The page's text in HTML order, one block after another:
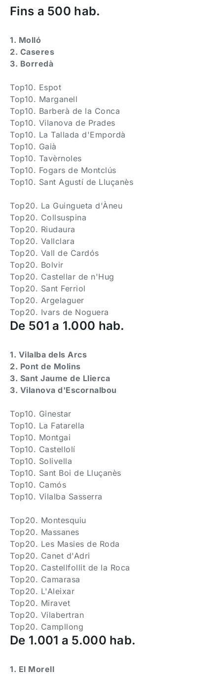
Fins a 500 hab.
1. Molló
2. Caseres
3. Borredà
Top10. Espot
Top10. Marganell
Top10. Barberà de la Conca
Top10. Vilanova de Prades
Top10. La Tallada d'Empordà
Top10. Gaià
Top10. Tavèrnoles
Top10. Fogars de Montclús
Top10. Sant Agustí de Lluçanès
Top20. La Guingueta d'Àneu
Top20. Collsuspina
Top20. Riudaura
Top20. Vallclara
Top20. Vall de Cardós
Top20. Bolvir
Top20. Castellar de n'Hug
Top20. Sant Ferriol
Top20. Argelaguer
Top20. Ivars de Noguera
De 501 a 1.000 hab.
1. Vilalba dels Arcs
2. Pont de Molins
3. Sant Jaume de Llierca
3. Vilanova d'Escornalbou
Top10. Ginestar
Top10. La Fatarella
Top10. Montgai
Top10. Castellolí
Top10. Solivella
Top10. Sant Boi de Lluçanès
Top10. Camós
Top10. Vilalba Sasserra
Top20. Montesquiu
Top20. Massanes
Top20. Les Masies de Roda
Top20. Canet d'Adri
Top20. Castellfollit de la Roca
Top20. Camarasa
Top20. L'Aleixar
Top20. Miravet
Top20. Vilabertran
Top20. Campllong
De 1.001 a 5.000 hab.
1. El Morell